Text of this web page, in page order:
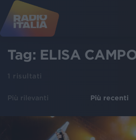
Tag: ELISA
1 risultati
Più rilevanti Più recenti